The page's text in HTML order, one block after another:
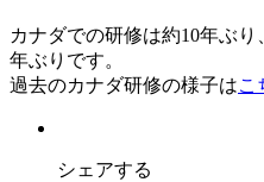
カナダでの研修は約10年ぶり
年ぶりです。
過去のカナダ研修の様子はこ
シェアする